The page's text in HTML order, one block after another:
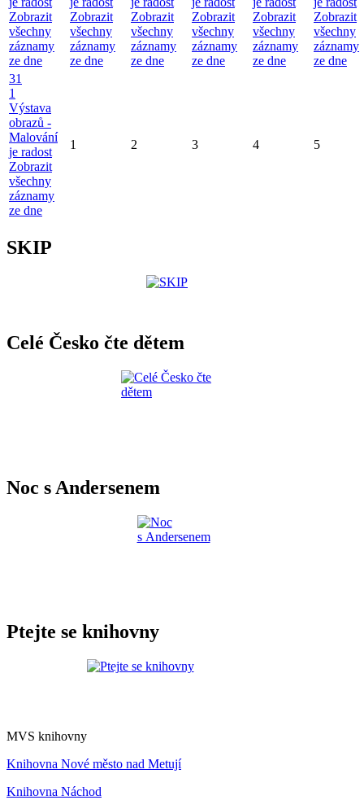
Zobrazit
všechny
záznamy
ze dne
Zobrazit
všechny
záznamy
ze dne
Zobrazit
všechny
záznamy
ze dne
Zobrazit
všechny
záznamy
ze dne
Zobrazit
všechny
záznamy
ze dne
Zobrazit
všechny
záznamy
ze dne
31
1
Výstava
obrazů -
Malování
je radost
Zobrazit
všechny
záznamy
ze dne
1 2 3 4 5
SKIP
Celé Česko čte dětem
Noc s Andersenem
Ptejte se knihovny
MVS knihovny
Knihovna Nové město nad Metují
Knihovna Náchod